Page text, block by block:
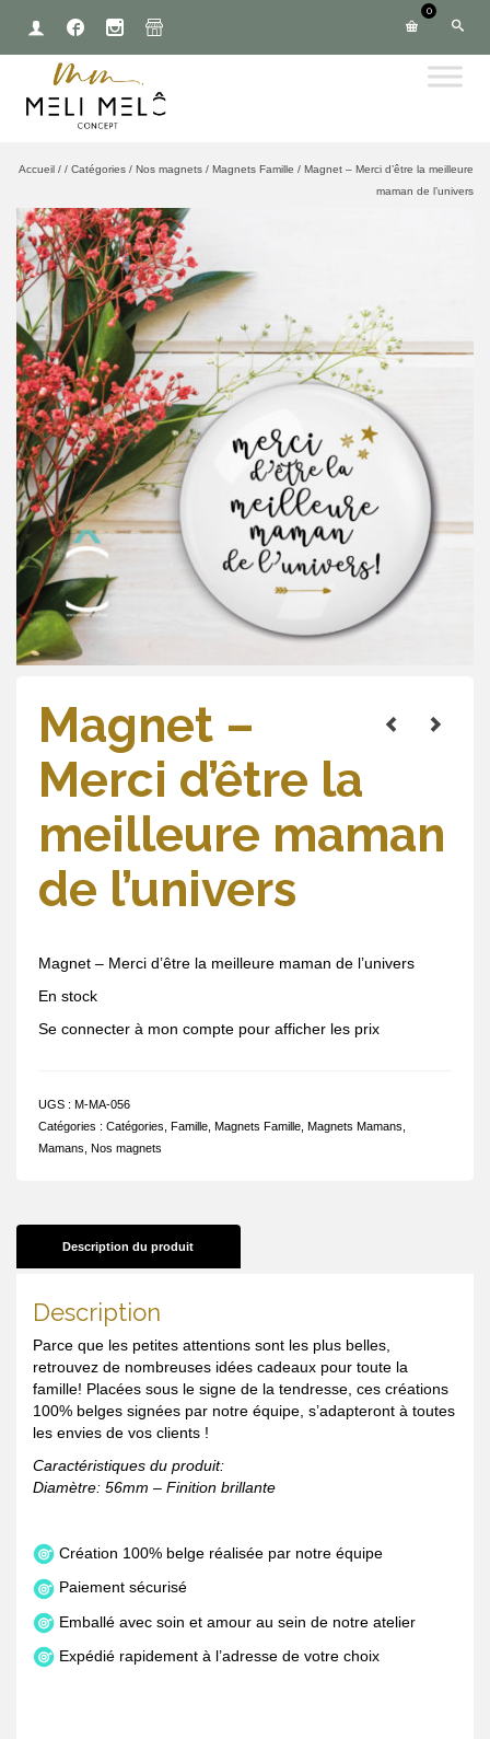
0
Accueil / / Catégories / Nos magnets / Magnets Famille / Magnet – Merci d’être la meilleure
maman de l’univers
Magnet –
Merci d’être la
meilleure maman
de l’univers
Magnet – Merci d’être la meilleure maman de l’univers
En stock
Se connecter à mon compte pour afficher les prix
UGS : M-MA-056
Catégories : Catégories Famille Magnets Famille Magnets Mamans
Mamans Nos magnets
Description du produit
Description
Parce que les petites attentions sont les plus belles,
retrouvez de nombreuses idées cadeaux pour toute la
famille! Placées sous le signe de la tendresse, ces créations
100% belges signées par notre équipe, s’adapteront à toutes
les envies de vos clients !
Caractéristiques du produit:
Diamètre: 56mm – Finition brillante
Création 100% belge réalisée par notre équipe
Paiement sécurisé
Emballé avec soin et amour au sein de notre atelier
Expédié rapidement à l’adresse de votre choix